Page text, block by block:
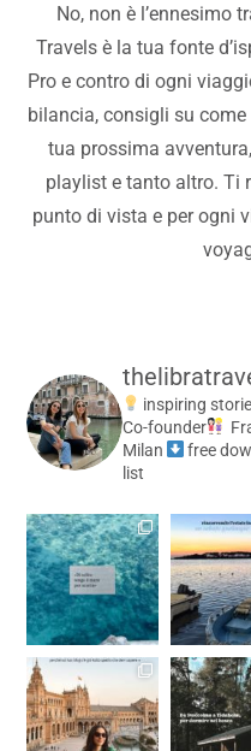
No, non è l’ennesimo
Travels è la tua fonte
Pro e contro di ogni
bilancia, consigli su
tua prossima
playlist e tanto altro. Ti
punto di vista e per ogni
inspiring
Co-founder
Milan
free
list